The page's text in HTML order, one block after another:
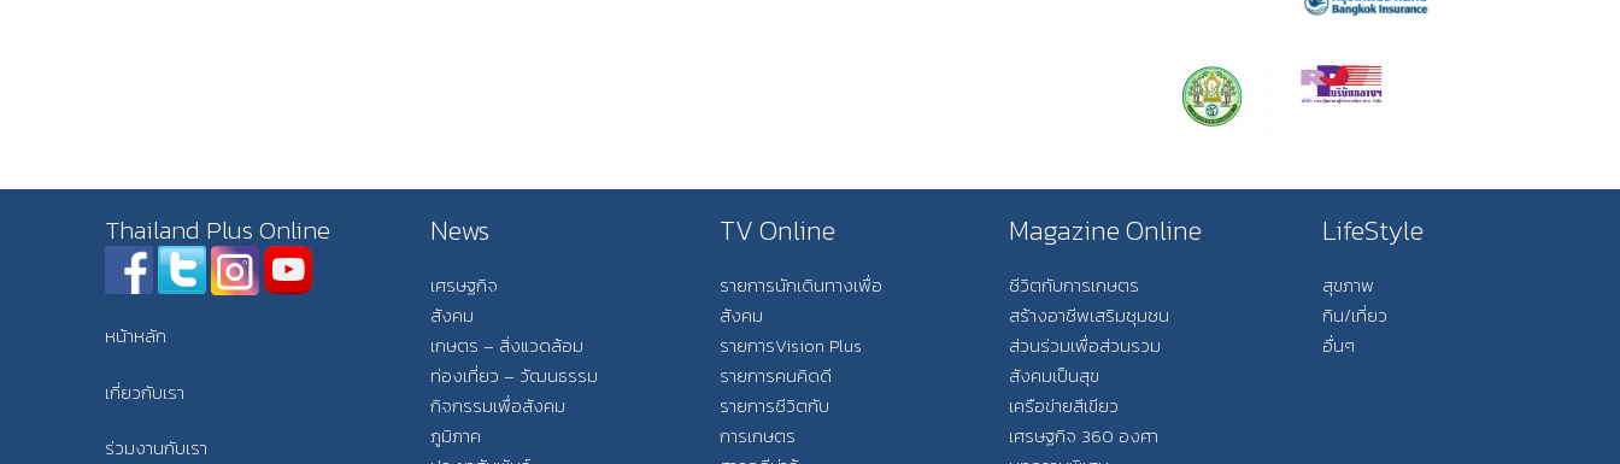
Thailand Plus Online
หน้าหลัก
เกี่ยวกับเรา
ร่วมงานกับเรา
News
เศรษฐกิจ
สังคม
เกษตร – สิ่งแวดล้อม
ท่องเที่ยว – วัฒนธรรม
กิจกรรมเพื่อสังคม
ภูมิภาค
TV Online
รายการนักเดินทางเพื่อ
สังคม
รายการVision Plus
รายการคนคิดดี
รายการชีวิตกับ
การเกษตร
Magazine Online
ชีวิตกับการเกษตร
สร้างอาชีพเสริมชุมชน
ส่วนร่วมเพื่อส่วนรวม
สังคมเป็นสุข
เครือข่ายสีเขียว
เศรษฐกิจ 360 องศา
LifeStyle
สุขภาพ
กิน/เที่ยว
อื่นๆ